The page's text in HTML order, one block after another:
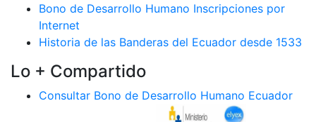
Bono de Desarrollo Humano Inscripciones por
Internet
Historia de las Banderas del Ecuador desde 1533
Lo + Compartido
Consultar Bono de Desarrollo Humano Ecuador